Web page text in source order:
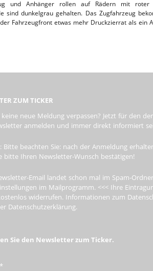
und Anhänger rollen auf Rädern mit roter
sind dunkelgrau gehalten. Das Zugfahrzeug
Fahrzeugfront etwas mehr Druckzierrat als ein
ZUM TICKER
keine neue Meldung verpassen? Jetzt für den
anmelden und immer direkt informiert
Bitte beachten Sie: nach der Anmeldung
bitte Ihren Newsletter-Wunsch bestätigen!
Email landet schon mal im Spam-
im Mailprogramm. <<< Ihre
widerrufen. Informationen zum
Datenschutzerklärung.
Sie den Newsletter zum Ticker.
*